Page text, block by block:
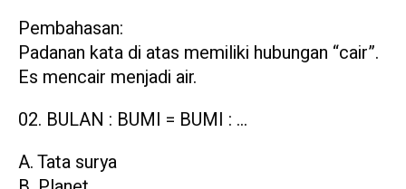
Pembahasan:
Padanan kata di atas memiliki hubungan “cair”.
Es mencair menjadi air.
BULAN : BUMI = BUMI : …
A. Tata surya